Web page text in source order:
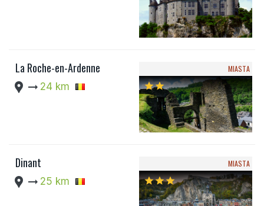
La Roche-en-Ardenne
location_pin arrow_right_alt 24 km
MIASTA
starstar
Dinant
location_pin arrow_right_alt 25 km
MIASTA
starstarstar